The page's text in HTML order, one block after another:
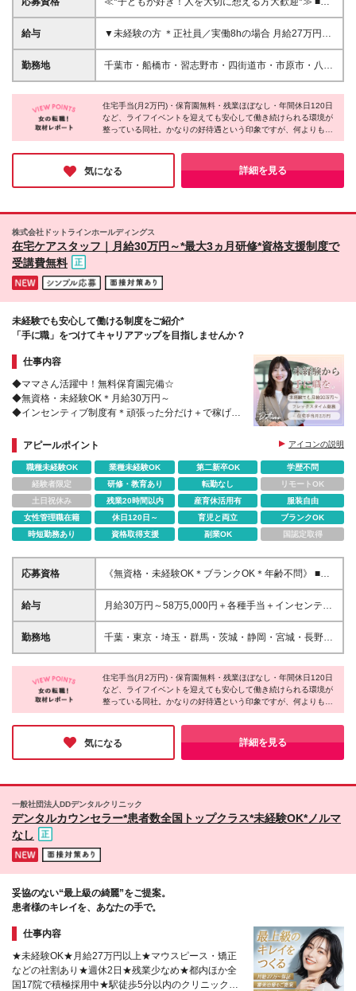
経験歓迎 ■学歴不問／資格不要 ■職種・業種未経験歓
迎 ＼こんな方はお待ちしています！／ ・家庭やプラ
に取り組むことが好きな方 ・子供が好きで、成長を
サポートしたい方 ・身体を動かすことが好きな方 ・
給与
▼未経験の方 ＊正社員／実働8hの場合 月給27万円～
31万円＋諸手当 ※上記は、固定残業時間（30時間分
／5万円～）含む ※固定残業代は残業がない場合も支
員×時短勤務／実働6hの場合 月給18万2000円～20万
9,500円＋諸手当 ※上記は、固定残業時間（10時間分
／1.7万円～）含む ※固定残業代は残業がない場合も
上記は、固定残業時間（30時間分／6.4万円～）含む
※固定残業代は残業がない場合も支給し、超過分は別
月給35.7万円～45万円＋諸手当 ※上記は、固定残業
時間（45時間分／9万円～）含む ※固定残業代は残業
用期間:月給341,000円～(固定残業45時間分・8.6万円
～) 【他手当】 ■住宅手当(月2万円) ■交通費支給（上
限3万円／月まで） ■役職手当（1万5000円～20万円
／月） ■職能手当（2万7000円～8万2000円／月）
勤務地
千葉市・船橋市・習志野市・四街道市・市原市・八千
代市・鎌ケ谷市・佐倉市・松戸市の各教室 ＊転居を
伴う転勤なし！ ＊勤務地はご希望を考慮します♪ ＊
U・Iターンも歓迎♪ ＊マイカー通勤OK！駐車場を完備
【配属先】 ■千葉市中央区 └千葉中央、浜野、蘇我、
新千葉、都町、西千葉 ■千葉市若葉区 └小倉台、都
賀、千城台 ■千葉市稲毛区 └長沼原、小仲台 ■千葉市
花見川区 └花見川、新検見川、幕張 ■千葉市美浜区 └
幸町、高浜、真砂 ■千葉市緑区 └あすみが丘、おゆみ
■鎌ケ谷市 └富岡 ■佐倉市 └栄町、上志津 ■松戸市 └
新松戸 ＜2026年9月新規OPEN施設＞ ※オープニ
新松戸3-40 ・志津教室 └千葉県佐倉市上志津1673-
稲毛駅前教室 └千葉県千葉市稲毛区小仲台6-16-6
(変更の範囲)上記を除く当社関連勤務地
住宅手当(月2万円)・保育園無料・残業ほぼなし・年間休日120日
など、ライフイベントを迎えても安心して働き続けられる環境が
整っている同社。かなりの好待遇という印象ですが、何よりも
『社員の働きやすさ』を大切にする同社の中では「こういった待
遇はもはや普通のこと」なんだとか！そんな環境のせいか、事務
所内はとても明るく、インタビューに応じてくださった社員の皆
さんも朗らかな方ばかりでした♪
気になる 詳細を見る
株式会社ドットラインホールディングス
在宅ケアスタッフ｜月給30万円～*最大3ヵ月研修*資格支援制度で
受講費無料
未経験でも安心して働ける制度をご紹介*
「手に職」をつけてキャリアアップを目指しませんか？
仕事内容
◆ママさん活躍中！無料保育園完備☆
◆無資格・未経験OK＊月給30万円～
◆インセンティブ制度有＊頑張った分だけ＋で稼げ
◆全額会社負担で資格取得！
◆働き方も選べる♪日勤メイン・夜勤専従もOK
アピールポイント アイコンの説明
職種未経験OK 業種未経験OK 第二新卒OK
学歴不問
経験者限定
研修・教育あり 転勤なし
リモートOK
土日祝休み
残業20時間以内 産育休活用有
服装自由
女性管理職在籍
休日120日～ 育児と両立
ブランクOK
時短勤務あり
資格取得支援 副業OK 国認定取得
応募資格
《無資格・未経験OK＊ブランクOK＊年齢不問》 ■学
歴不問 ■社会人未経験 ※未経験の方は、資格取得支援
制度を受けることができます♪ ＼こんな方はお待ちし
い ＊マネジメントや事業所立ち上げに挑戦してみた
い ＊収入アップ・働きやすさアップなどを叶えたい
職場で働きたい
給与
月給30万円～58万5,000円＋各種手当＋インセンティ
ブ ※上記は、固定残業時間（30時間分／5万6,000円
以上）含む ※固定残業代は、残業がない場合も支給し
時間分・5万2,000円～を含む。超過分は別途支給）
＜月給例＞千葉・東京・埼玉エリア ■初任者研修／実
務者研修の資格をお持ちの方 夜勤なし：30万円～
万4,000円～42万1,000円 夜勤あり：32万6,000円
～44万3,000円 ■管理者採用の方 38万2,000円～58
勤務地
千葉・東京・埼玉・群馬・茨城・静岡・宮城・長野に
あるいずれかの事業所 *ご自宅から近い事業所への配
属となります *直行直帰可です◎ *U・Iターンも歓迎♪
＜ドット365＞ ■東京都：江戸川区(小岩) ■千葉市内：
都町、稲毛海岸 ■千葉県（千葉市以外）：市原(五
井)、千葉ニュータウン、船橋、木更津、柏、成田 ■埼
玉県：三郷、朝霞 ■群馬県：高崎 ■茨城県：龍ケ崎 ■
静岡県：静岡葵、富士 ■宮城県：仙台大和町 ■長野
住宅手当(月2万円)・保育園無料・残業ほぼなし・年間休日120日
など、ライフイベントを迎えても安心して働き続けられる環境が
整っている同社。かなりの好待遇という印象ですが、何よりも
『社員の働きやすさ』を大切にする同社の中では「こういった待
遇はもはや普通のこと」なんだとか！そんな環境のせいか、事務
所内はとても明るく、インタビューに応じてくださった社員の皆
さんも朗らかな方ばかりでした♪
気になる 詳細を見る
一般社団法人DDデンタルクリニック
デンタルカウンセラー*患者数全国トップクラス*未経験OK*ノルマ
なし
妥協のない“最上級の綺麗”をご提案。
患者様のキレイを、あなたの手で。
仕事内容
★未経験OK★月給27万円以上★マウスピース・矯正
などの社割あり★週休2日★残業少なめ★都内ほか全
国17院で積極採用中★駅徒歩5分以内のクリニック中